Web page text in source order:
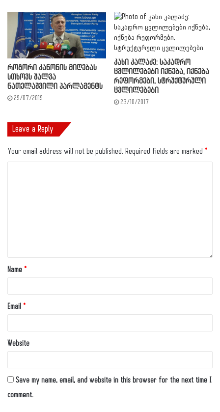
როგორი კანონის მიღებას
სთხოვს შალვა
ნათელაშვილი პარლამენტს
29/07/2019
კახი კალაძე: საკადრო
ცვლილებები იქნება, იქნება
რეფორმები, სტრუქტურული
ცვლილებები
23/10/2017
Leave a Reply
Your email address will not be published. Required fields are marked *
Name *
Email *
Website
Save my name, email, and website in this browser for the next time I
comment.